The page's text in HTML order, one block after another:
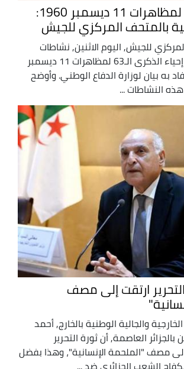
الذكرى الـ63 لمظاهرات 11 ديسمبر 1960:
بالمتحف المركزي للجيش
للجيش, اليوم الاثنين, نشاطات
تاريخية بمناسبة إحياء الذكرى الـ63 لمظاهرات 11 ديسمبر
به بيان لوزارة الدفاع الوطني. وأوضح
النشاطات ...
ارتقت إلى مصف
والجالية الوطنية بالخارج, أحمد
العاصمة, أن ثورة التحرير
مصف "الملحمة الإنسانية"، وهذا بفضل